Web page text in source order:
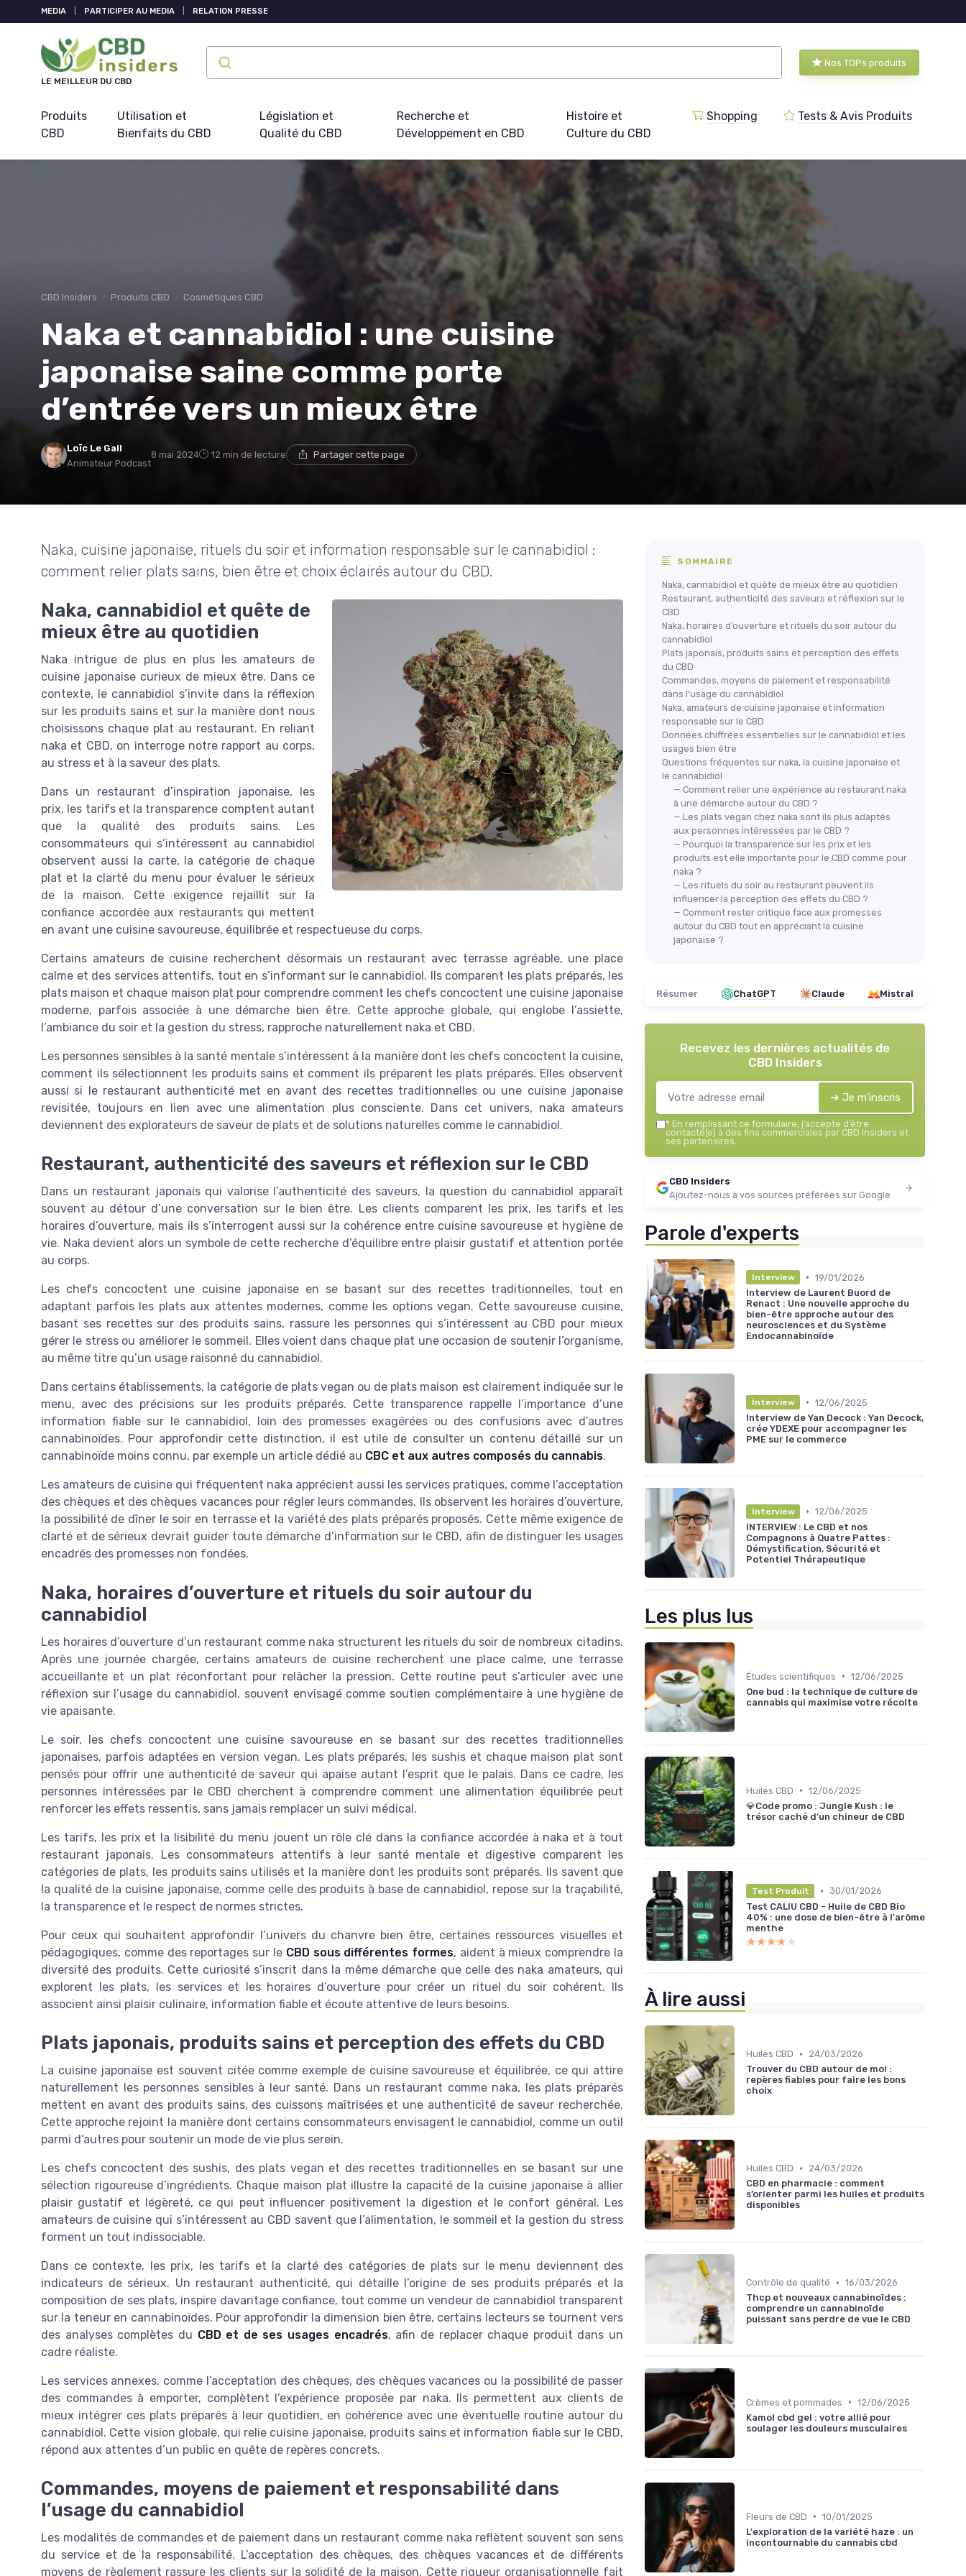
MEDIA PARTICIPER AU MEDIA RELATION PRESSE
LE MEILLEUR DU CBD
Nos TOPs produits
Produits
CBD
Utilisation et
Bienfaits du CBD
Législation et
Qualité du CBD
Recherche et
Développement en CBD
Histoire et
Culture du CBD
Shopping Tests & Avis Produits
CBD Insiders Produits CBD Cosmétiques CBD
Naka et cannabidiol : une cuisine
japonaise saine comme porte
d’entrée vers un mieux être
Loïc Le Gall
Animateur Podcast
8 mai 2024 12 min de lecture Partager cette page
Naka, cuisine japonaise, rituels du soir et information responsable sur le cannabidiol :
comment relier plats sains, bien être et choix éclairés autour du CBD.
Naka, cannabidiol et quête de
mieux être au quotidien
Naka intrigue de plus en plus les amateurs de
cuisine japonaise curieux de mieux être. Dans ce
contexte, le cannabidiol s’invite dans la réflexion
sur les produits sains et sur la manière dont nous
choisissons chaque plat au restaurant. En reliant
naka et CBD, on interroge notre rapport au corps,
au stress et à la saveur des plats.
Dans un restaurant d’inspiration japonaise, les
prix, les tarifs et la transparence comptent autant
que la qualité des produits sains. Les
consommateurs qui s’intéressent au cannabidiol
observent aussi la carte, la catégorie de chaque
plat et la clarté du menu pour évaluer le sérieux
de la maison. Cette exigence rejaillit sur la
confiance accordée aux restaurants qui mettent
en avant une cuisine savoureuse, équilibrée et respectueuse du corps.
Certains amateurs de cuisine recherchent désormais un restaurant avec terrasse agréable, une place
calme et des services attentifs, tout en s’informant sur le cannabidiol. Ils comparent les plats préparés, les
plats maison et chaque maison plat pour comprendre comment les chefs concoctent une cuisine japonaise
moderne, parfois associée à une démarche bien être. Cette approche globale, qui englobe l’assiette,
l’ambiance du soir et la gestion du stress, rapproche naturellement naka et CBD.
Les personnes sensibles à la santé mentale s’intéressent à la manière dont les chefs concoctent la cuisine,
comment ils sélectionnent les produits sains et comment ils préparent les plats préparés. Elles observent
aussi si le restaurant authenticité met en avant des recettes traditionnelles ou une cuisine japonaise
revisitée, toujours en lien avec une alimentation plus consciente. Dans cet univers, naka amateurs
deviennent des explorateurs de saveur de plats et de solutions naturelles comme le cannabidiol.
Restaurant, authenticité des saveurs et réflexion sur le CBD
Dans un restaurant japonais qui valorise l’authenticité des saveurs, la question du cannabidiol apparaît
souvent au détour d’une conversation sur le bien être. Les clients comparent les prix, les tarifs et les
horaires d’ouverture, mais ils s’interrogent aussi sur la cohérence entre cuisine savoureuse et hygiène de
vie. Naka devient alors un symbole de cette recherche d’équilibre entre plaisir gustatif et attention portée
au corps.
Les chefs concoctent une cuisine japonaise en se basant sur des recettes traditionnelles, tout en
adaptant parfois les plats aux attentes modernes, comme les options vegan. Cette savoureuse cuisine,
basant ses recettes sur des produits sains, rassure les personnes qui s’intéressent au CBD pour mieux
gérer le stress ou améliorer le sommeil. Elles voient dans chaque plat une occasion de soutenir l’organisme,
au même titre qu’un usage raisonné du cannabidiol.
Dans certains établissements, la catégorie de plats vegan ou de plats maison est clairement indiquée sur le
menu, avec des précisions sur les produits préparés. Cette transparence rappelle l’importance d’une
information fiable sur le cannabidiol, loin des promesses exagérées ou des confusions avec d’autres
cannabinoïdes. Pour approfondir cette distinction, il est utile de consulter un contenu détaillé sur un
cannabinoïde moins connu, par exemple un article dédié au CBC et aux autres composés du cannabis.
Les amateurs de cuisine qui fréquentent naka apprécient aussi les services pratiques, comme l’acceptation
des chèques et des chèques vacances pour régler leurs commandes. Ils observent les horaires d’ouverture,
la possibilité de dîner le soir en terrasse et la variété des plats préparés proposés. Cette même exigence de
clarté et de sérieux devrait guider toute démarche d’information sur le CBD, afin de distinguer les usages
encadrés des promesses non fondées.
Naka, horaires d’ouverture et rituels du soir autour du
cannabidiol
Les horaires d’ouverture d’un restaurant comme naka structurent les rituels du soir de nombreux citadins.
Après une journée chargée, certains amateurs de cuisine recherchent une place calme, une terrasse
accueillante et un plat réconfortant pour relâcher la pression. Cette routine peut s’articuler avec une
réflexion sur l’usage du cannabidiol, souvent envisagé comme soutien complémentaire à une hygiène de
vie apaisante.
Le soir, les chefs concoctent une cuisine savoureuse en se basant sur des recettes traditionnelles
japonaises, parfois adaptées en version vegan. Les plats préparés, les sushis et chaque maison plat sont
pensés pour offrir une authenticité de saveur qui apaise autant l’esprit que le palais. Dans ce cadre, les
personnes intéressées par le CBD cherchent à comprendre comment une alimentation équilibrée peut
renforcer les effets ressentis, sans jamais remplacer un suivi médical.
Les tarifs, les prix et la lisibilité du menu jouent un rôle clé dans la confiance accordée à naka et à tout
restaurant japonais. Les consommateurs attentifs à leur santé mentale et digestive comparent les
catégories de plats, les produits sains utilisés et la manière dont les produits sont préparés. Ils savent que
la qualité de la cuisine japonaise, comme celle des produits à base de cannabidiol, repose sur la traçabilité,
la transparence et le respect de normes strictes.
Pour ceux qui souhaitent approfondir l’univers du chanvre bien être, certaines ressources visuelles et
pédagogiques, comme des reportages sur le CBD sous différentes formes, aident à mieux comprendre la
diversité des produits. Cette curiosité s’inscrit dans la même démarche que celle des naka amateurs, qui
explorent les plats, les services et les horaires d’ouverture pour créer un rituel du soir cohérent. Ils
associent ainsi plaisir culinaire, information fiable et écoute attentive de leurs besoins.
Plats japonais, produits sains et perception des effets du CBD
La cuisine japonaise est souvent citée comme exemple de cuisine savoureuse et équilibrée, ce qui attire
naturellement les personnes sensibles à leur santé. Dans un restaurant comme naka, les plats préparés
mettent en avant des produits sains, des cuissons maîtrisées et une authenticité de saveur recherchée.
Cette approche rejoint la manière dont certains consommateurs envisagent le cannabidiol, comme un outil
parmi d’autres pour soutenir un mode de vie plus serein.
Les chefs concoctent des sushis, des plats vegan et des recettes traditionnelles en se basant sur une
sélection rigoureuse d’ingrédients. Chaque maison plat illustre la capacité de la cuisine japonaise à allier
plaisir gustatif et légèreté, ce qui peut influencer positivement la digestion et le confort général. Les
amateurs de cuisine qui s’intéressent au CBD savent que l’alimentation, le sommeil et la gestion du stress
forment un tout indissociable.
Dans ce contexte, les prix, les tarifs et la clarté des catégories de plats sur le menu deviennent des
indicateurs de sérieux. Un restaurant authenticité, qui détaille l’origine de ses produits préparés et la
composition de ses plats, inspire davantage confiance, tout comme un vendeur de cannabidiol transparent
sur la teneur en cannabinoïdes. Pour approfondir la dimension bien être, certains lecteurs se tournent vers
des analyses complètes du CBD et de ses usages encadrés, afin de replacer chaque produit dans un
cadre réaliste.
Les services annexes, comme l’acceptation des chèques, des chèques vacances ou la possibilité de passer
des commandes à emporter, complètent l’expérience proposée par naka. Ils permettent aux clients de
mieux intégrer ces plats préparés à leur quotidien, en cohérence avec une éventuelle routine autour du
cannabidiol. Cette vision globale, qui relie cuisine japonaise, produits sains et information fiable sur le CBD,
répond aux attentes d’un public en quête de repères concrets.
Commandes, moyens de paiement et responsabilité dans
l’usage du cannabidiol
Les modalités de commandes et de paiement dans un restaurant comme naka reflètent souvent son sens
du service et de la responsabilité. L’acceptation des chèques, des chèques vacances et de différents
moyens de règlement rassure les clients sur la solidité de la maison. Cette rigueur organisationnelle fait
SOMMAIRE
Naka, cannabidiol et quête de mieux être au quotidien
Restaurant, authenticité des saveurs et réflexion sur le
CBD
Naka, horaires d’ouverture et rituels du soir autour du
cannabidiol
Plats japonais, produits sains et perception des effets
du CBD
Commandes, moyens de paiement et responsabilité
dans l’usage du cannabidiol
Naka, amateurs de cuisine japonaise et information
responsable sur le CBD
Données chiffrées essentielles sur le cannabidiol et les
usages bien être
Questions fréquentes sur naka, la cuisine japonaise et
le cannabidiol
— Comment relier une expérience au restaurant naka
à une démarche autour du CBD ?
— Les plats vegan chez naka sont ils plus adaptés
aux personnes intéressées par le CBD ?
— Pourquoi la transparence sur les prix et les
produits est elle importante pour le CBD comme pour
naka ?
— Les rituels du soir au restaurant peuvent ils
influencer la perception des effets du CBD ?
— Comment rester critique face aux promesses
autour du CBD tout en appréciant la cuisine
japonaise ?
Résumer ChatGPT Claude Mistral
Recevez les dernières actualités de
CBD Insiders
➔ Je m'inscris
* En remplissant ce formulaire, j’accepte d’être
contacté(e) à des fins commerciales par CBD Insiders et
ses partenaires.
CBD Insiders
Ajoutez-nous à vos sources préférées sur Google
Parole d'experts
Interview • 19/01/2026
Interview de Laurent Buord de
Renact : Une nouvelle approche du
bien-être approche autour des
neurosciences et du Système
Endocannabinoïde
Interview • 12/06/2025
Interview de Yan Decock : Yan Decock,
crée YDEXE pour accompagner les
PME sur le commerce
Interview • 12/06/2025
INTERVIEW : Le CBD et nos
Compagnons à Quatre Pattes :
Démystification, Sécurité et
Potentiel Thérapeutique
Les plus lus
Études scientifiques • 12/06/2025
One bud : la technique de culture de
cannabis qui maximise votre récolte
Huiles CBD • 12/06/2025
💎Code promo : Jungle Kush : le
trésor caché d’un chineur de CBD
Test Produit • 30/01/2026
Test CALIU CBD - Huile de CBD Bio
40% : une dose de bien-être à l'arôme
menthe
★★★★★
★★★★★
À lire aussi
Huiles CBD •
24/03/2026
Trouver du CBD autour de moi :
repères fiables pour faire les bons
choix
Huiles CBD •
24/03/2026
CBD en pharmacie : comment
s’orienter parmi les huiles et produits
disponibles
Contrôle de qualité • 16/03/2026
Thcp et nouveaux cannabinoïdes :
comprendre un cannabinoïde
puissant sans perdre de vue le CBD
Crèmes et pommades • 12/06/2025
Kamol cbd gel : votre allié pour
soulager les douleurs musculaires
Fleurs de CBD • 10/01/2025
L'exploration de la variété haze : un
incontournable du cannabis cbd
Panneau de gestion des cookies